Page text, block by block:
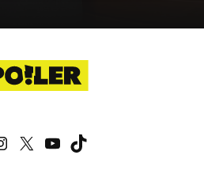
Instagram
X YouTube